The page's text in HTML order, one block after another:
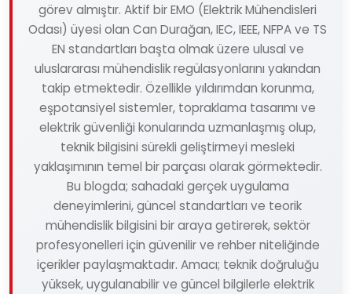
görev almıştır. Aktif bir EMO (Elektrik Mühendisleri
Odası) üyesi olan Can Durağan, IEC, IEEE, NFPA ve TS
EN standartları başta olmak üzere ulusal ve
uluslararası mühendislik regülasyonlarını yakından
takip etmektedir. Özellikle yıldırımdan korunma,
eşpotansiyel sistemler, topraklama tasarımı ve
elektrik güvenliği konularında uzmanlaşmış olup,
teknik bilgisini sürekli geliştirmeyi mesleki
yaklaşımının temel bir parçası olarak görmektedir.
Bu blogda; sahadaki gerçek uygulama
deneyimlerini, güncel standartları ve teorik
mühendislik bilgisini bir araya getirerek, sektör
profesyonelleri için güvenilir ve rehber niteliğinde
içerikler paylaşmaktadır. Amacı; teknik doğruluğu
yüksek, uygulanabilir ve güncel bilgilerle elektrik